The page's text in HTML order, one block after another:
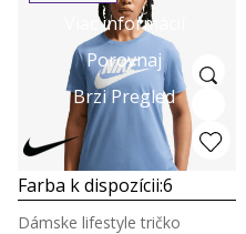
Viac informácií
Porovnaj
Brzi Pregled
Farba k dispozícii:6
Dámske lifestyle tričko